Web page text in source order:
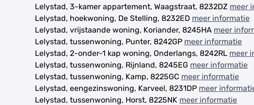
Lelystad, 3-kamer appartement, Waagstraat, 8232DZ meer
Lelystad, hoekwoning, De Stelling, 8232ED meer informatie
Lelystad, vrijstaande woning, Koriander, 8245HA meer
Lelystad, tussenwoning, Punter, 8242GP meer informatie
Lelystad, 2-onder-1 kap woning, Onderlangs, 8242RL meer
Lelystad, tussenwoning, Rijnland, 8245EG meer informatie
Lelystad, tussenwoning, Kamp, 8225GC meer informatie
Lelystad, eengezinswoning, Karveel, 8231DP meer
Lelystad, tussenwoning, Horst, 8225NK meer informatie